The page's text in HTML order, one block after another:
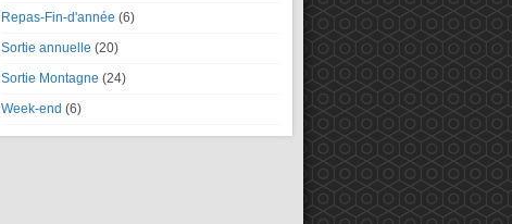
Repas-Fin-d'année (6)
Sortie annuelle (20)
Sortie Montagne (24)
Week-end (6)